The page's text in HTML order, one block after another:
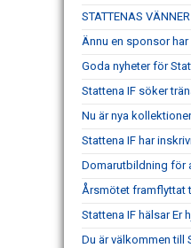
STATTENAS
Ännu en sponsor
Goda nyheter för
Stattena IF söker
Nu är nya
Stattena IF har
Domarutbildning för
Årsmötet framflyttat
Stattena IF hälsar Er
Du är välkommen till